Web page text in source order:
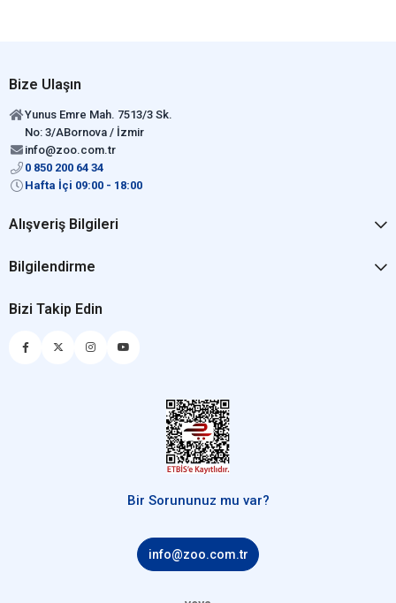
Bize Ulaşın
Yunus Emre Mah. 7513/3 Sk.
No: 3/ABornova / İzmir
info@zoo.com.tr
0 850 200 64 34
Hafta İçi 09:00 - 18:00
Alışveriş Bilgileri
Bilgilendirme
Bizi Takip Edin
Bir Sorununuz mu var?
info@zoo.com.tr